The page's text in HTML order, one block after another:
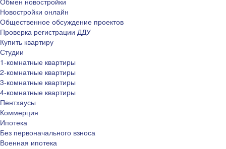
Новостройки онлайн
Общественное обсуждение проектов
Проверка регистрации ДДУ
Купить квартиру
Студии
1-комнатные квартиры
2-комнатные квартиры
3-комнатные квартиры
4-комнатные квартиры
Пентхаусы
Коммерция
Ипотека
Без первоначального взноса
Военная ипотека